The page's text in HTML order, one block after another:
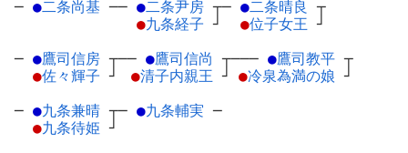
─ ●二条尚基 ── ●二条尹房 ┬
●九条経子 ┘
─ ●二条晴良
┬
●位子女王 ┘
─ ●鷹司信房 ┬
●佐々輝子 ┘
── ●鷹司信尚 ┬
●清子内親王 ┘
─── ●鷹司教平 ┬
●冷泉為満の娘 ┘
─ ●九条兼晴 ┬
●九条待姫 ┘
─ ●九条輔実 ─